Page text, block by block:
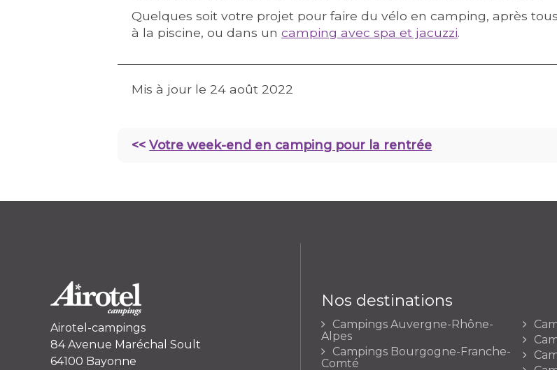
Quelques soit votre projet pour faire du vélo en camping, après
à la piscine, ou dans uncamping avec spa et jacuzzi.
Mis à jour le 24 août 2022
<<Votre week-end en camping pour la rentrée
Airotel-campings
84 Avenue Maréchal Soult
64100 Bayonne
Nos destinations
Campings Auvergne-Rhône-
Alpes
Campings Bourgogne-Franche-
Comté